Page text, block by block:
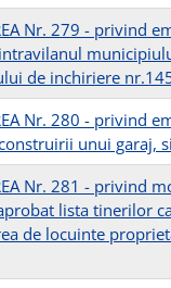
Nr. 279 - privind
de inchiriere
Nr. 280 - privind
unui garaj,
Nr. 281 - privind
lista tinerilor
de locuinte